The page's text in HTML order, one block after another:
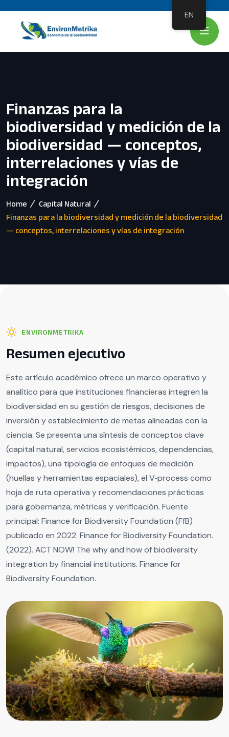
Finanzas para la
biodiversidad y medición de la
biodiversidad — conceptos,
interrelaciones y vías de
integración
Home
Capital Natural
Finanzas para la biodiversidad y medición de la biodiversidad
— conceptos, interrelaciones y vías de integración
ENVIRONMETRIKA
Resumen ejecutivo
Este artículo académico ofrece un marco operativo y
analítico para que instituciones financieras integren la
biodiversidad en su gestión de riesgos, decisiones de
inversión y establecimiento de metas alineadas con la
ciencia. Se presenta una síntesis de conceptos clave
(capital natural, servicios ecosistémicos, dependencias,
impactos), una tipología de enfoques de medición
(huellas y herramientas espaciales), el V‑process como
hoja de ruta operativa y recomendaciones prácticas
para gobernanza, métricas y verificación. Fuente
principal: Finance for Biodiversity Foundation (FfB)
publicado en 2022. Finance for Biodiversity Foundation.
(2022). ACT NOW! The why and how of biodiversity
integration by financial institutions. Finance for
Biodiversity Foundation.
EN